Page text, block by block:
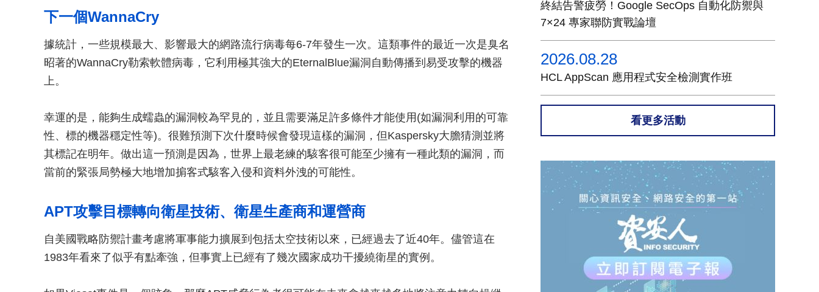
下一個WannaCry
據統計，一些規模最大、影響最大的網路流行病毒每6-7年發生一次。這類事件的最近一次是臭名
昭著的WannaCry勒索軟體病毒，它利用極其強大的EternalBlue漏洞自動傳播到易受攻擊的機器
上。
幸運的是，能夠生成蠕蟲的漏洞較為罕見的，並且需要滿足許多條件才能使用(如漏洞利用的可靠
性、標的機器穩定性等)。很難預測下次什麼時候會發現這樣的漏洞，但Kaspersky大膽猜測並將
其標記在明年。做出這一預測是因為，世界上最老練的駭客很可能至少擁有一種此類的漏洞，而
當前的緊張局勢極大地增加掮客式駭客入侵和資料外洩的可能性。
APT攻擊目標轉向衛星技術、衛星生產商和運營商
自美國戰略防禦計畫考慮將軍事能力擴展到包括太空技術以來，已經過去了近40年。儘管這在
1983年看來了似乎有點牽強，但事實上已經有了幾次國家成功干擾繞衛星的實例。
終結告警疲勞！Google SecOps 自動化防禦與
7×24 專家聯防實戰論壇
2026.08.28
HCL AppScan 應用程式安全檢測實作班
看更多活動